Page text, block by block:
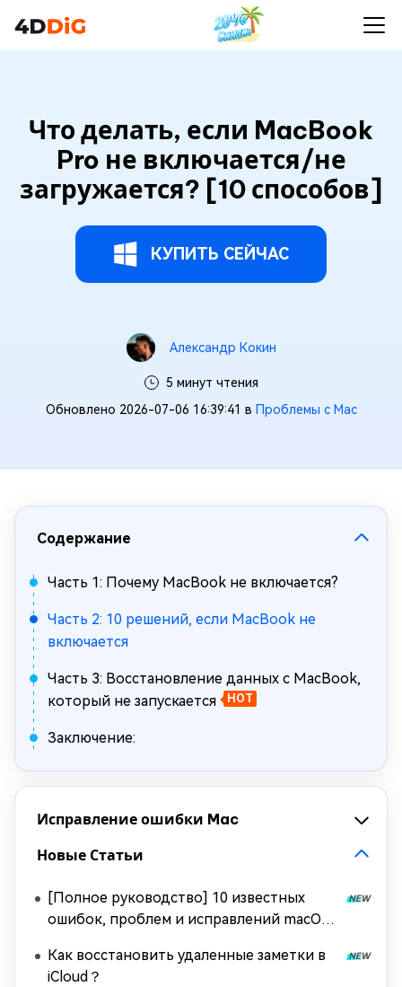
Что делать, если MacBook
Pro не включается/не
загружается? [10 способов]
КУПИТЬ СЕЙЧАС
Александр Кокин
5 минут чтения
Обновлено 2026-07-06 16:39:41 в Проблемы с Mac
Содержание
Часть 1: Почему MacBook не включается?
Часть 2: 10 решений, если MacBook не
включается
Часть 3: Восстановление данных с MacBook,
который не запускается
HOT
Заключение:
Исправление ошибки Mac
Новые Статьи
[Полное руководство] 10 известных
ошибок, проблем и исправлений macOS
Как восстановить удаленные заметки в
iCloud？